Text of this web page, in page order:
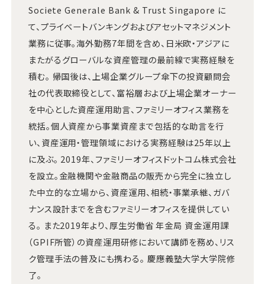
Societe Generale Bank & Trust Singapore に
て、プライベートバンキングおよびアセットマネジメント
業務に従事。海外勤務7年間を含め、日米欧・アジアに
またがるグローバルな資産管理の最前線で実務経験を
積む。 帰国後は、上場企業グループ傘下の投資顧問会
社の代表取締役として、富裕層および上場企業オーナー
を中心とした資産運用助言、ファミリーオフィス業務を
統括。個人資産から事業資産まで包括的な助言を行
い、資産運用・管理領域における実務経験は25年以上
に及ぶ。 2019年、ファミリーオフィスドットコム株式会社
を設立。金融機関や金融商品の販売から完全に独立し
た中立的な立場から、資産運用、相続・事業承継、ガバ
ナンス設計までを含むファミリーオフィスを提供してい
る。 また2019年より、厚生労働省 年金局 資金運用課
（GPIF所管）の資産運用研修において講師を務め、リス
ク管理手法の普及にも携わる。 慶應義塾大学大学院修
了。